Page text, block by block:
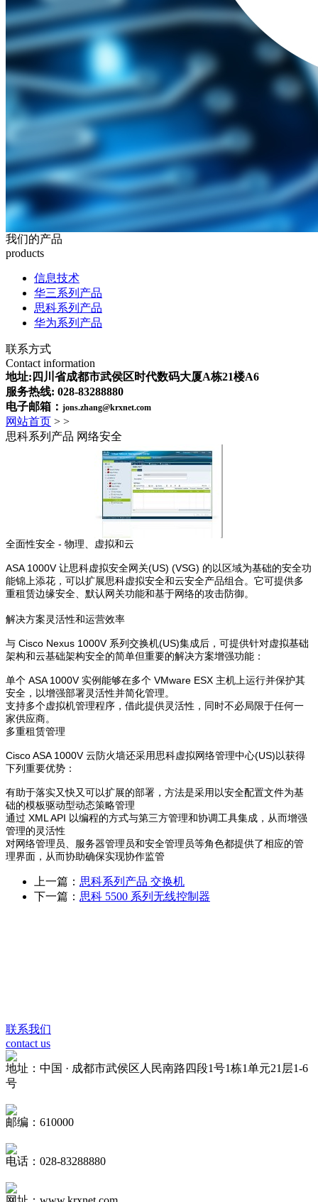
我们的产品
products
信息技术
华三系列产品
思科系列产品
华为系列产品
联系方式
Contact information
地址:四川省成都市武侯区时代数码大厦A栋21楼A6
服务热线: 028-83288880
电子邮箱： jons.zhang@krxnet.com
网站首页 > >
思科系列产品 网络安全
全面性安全 - 物理、虚拟和云
ASA 1000V 让思科虚拟安全网关(US) (VSG) 的以区域为基础的安全功
能锦上添花，可以扩展思科虚拟安全和云安全产品组合。它可提供多
重租赁边缘安全、默认网关功能和基于网络的攻击防御。
解决方案灵活性和运营效率
与 Cisco Nexus 1000V 系列交换机(US)集成后，可提供针对虚拟基础
架构和云基础架构安全的简单但重要的解决方案增强功能：
单个 ASA 1000V 实例能够在多个 VMware ESX 主机上运行并保护其
安全，以增强部署灵活性并简化管理。
支持多个虚拟机管理程序，借此提供灵活性，同时不必局限于任何一
家供应商。
多重租赁管理
Cisco ASA 1000V 云防火墙还采用思科虚拟网络管理中心(US)以获得
下列重要优势：
有助于落实又快又可以扩展的部署，方法是采用以安全配置文件为基
础的模板驱动型动态策略管理
通过 XML API 以编程的方式与第三方管理和协调工具集成，从而增强
管理的灵活性
对网络管理员、服务器管理员和安全管理员等角色都提供了相应的管
理界面，从而协助确保实现协作监管
上一篇： 思科系列产品 交换机
下一篇： 思科 5500 系列无线控制器
联系我们
contact us
地址：中国 · 成都市武侯区人民南路四段1号1栋1单元21层1-6
号
邮编：610000
电话：028-83288880